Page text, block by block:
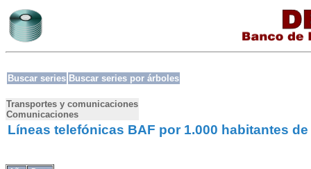
Buscar series Buscar series por árboles
Transportes y comunicaciones
Comunicaciones
Líneas telefónicas BAF por 1.000 habitantes